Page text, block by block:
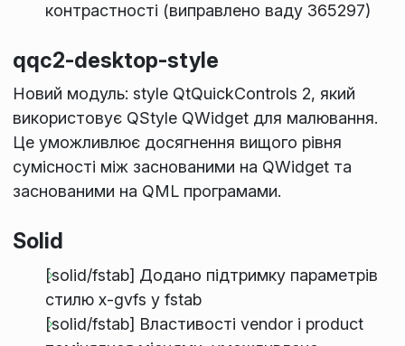
контрастності (виправлено ваду 365297)
qqc2-desktop-style
Новий модуль: style QtQuickControls 2, який
використовує QStyle QWidget для малювання.
Це уможливлює досягнення вищого рівня
сумісності між заснованими на QWidget та
заснованими на QML програмами.
Solid
[solid/fstab] Додано підтримку параметрів
стилю x-gvfs у fstab
[solid/fstab] Властивості vendor і product